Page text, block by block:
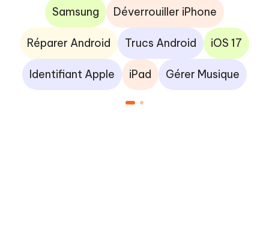
Samsung Déverrouiller iPhone
Réparer Android Trucs Android iOS 17
Identifiant Apple iPad Gérer Musique